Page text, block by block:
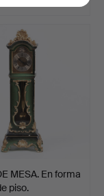
MESA. En forma
piso.